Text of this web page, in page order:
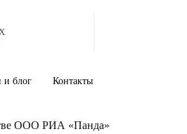
и блог Контакты
ООО РИА «Панда»